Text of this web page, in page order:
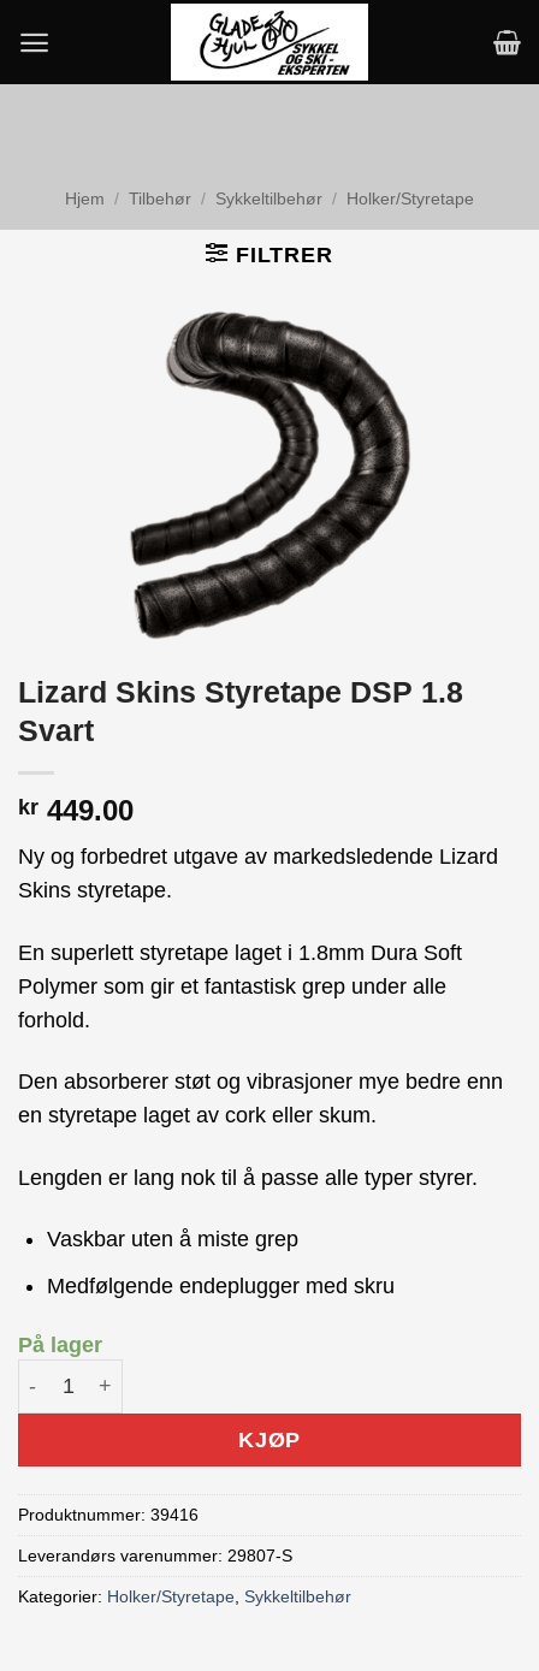
content
Hjem / Tilbehør / Sykkeltilbehør / Holker/Styretape
FILTRER
Lizard Skins Styretape DSP 1.8
Svart
kr 449.00
Ny og forbedret utgave av markedsledende Lizard
Skins styretape.
En superlett styretape laget i 1.8mm Dura Soft
Polymer som gir et fantastisk grep under alle
forhold.
Den absorberer støt og vibrasjoner mye bedre enn
en styretape laget av cork eller skum.
Lengden er lang nok til å passe alle typer styrer.
Vaskbar uten å miste grep
Medfølgende endeplugger med skru
På lager
Lizard Skins Styretape DSP 1.8 Svart antall
KJØP
Produktnummer: 39416
Leverandørs varenummer: 29807-S
Kategorier: Holker/Styretape, Sykkeltilbehør